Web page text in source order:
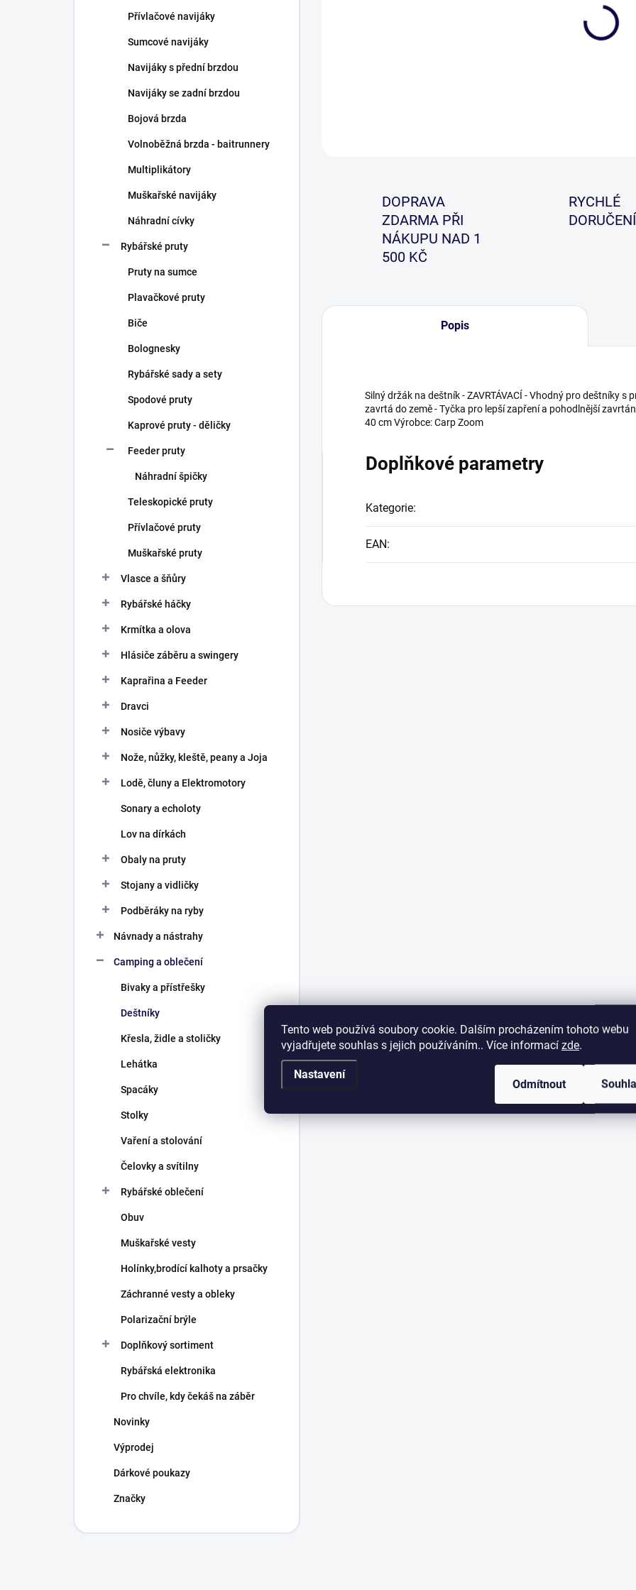
Tento web používá soubory cookie. Dalším procházením tohoto webu
vyjadřujete souhlas s jejich používáním.. Více informací zde.
Nastavení
Odmítnout
Přívlačové navijáky
Sumcové navijáky
Navijáky s přední brzdou
Navijáky se zadní brzdou
Bojová brzda
Volnoběžná brzda - baitrunnery
Multiplikátory
Muškařské navijáky
Náhradní cívky
Rybářské pruty
Pruty na sumce
Plavačkové pruty
Biče
Bolognesky
Rybářské sady a sety
Spodové pruty
Kaprové pruty - děličky
Feeder pruty
Náhradní špičky
Teleskopické pruty
Přívlačové pruty
Muškařské pruty
Vlasce a šňůry
Rybářské háčky
Krmítka a olova
Hlásiče záběru a swingery
Kaprařina a Feeder
Dravci
Nosiče výbavy
Nože, nůžky, kleště, peany a Joja
Lodě, čluny a Elektromotory
Sonary a echoloty
Lov na dírkách
Obaly na pruty
Stojany a vidličky
Podběráky na ryby
Návnady a nástrahy
Camping a oblečení
Bivaky a přístřešky
Deštníky
Křesla, židle a stoličky
Lehátka
Spacáky
Stolky
Vaření a stolování
Čelovky a svítilny
Rybářské oblečení
Obuv
Muškařské vesty
Holínky,brodící kalhoty a prsačky
Záchranné vesty a obleky
Polarizační brýle
Doplňkový sortiment
Rybářská elektronika
Pro chvíle, kdy čekáš na záběr
Novinky
Výprodej
Dárkové poukazy
Značky
DOPRAVA
ZDARMA PŘI
NÁKUPU NAD 1
500 KČ
RYCHLÉ
DORUČENÍ
Popis
Silný držák na deštník - ZAVRTÁVACÍ - Vhodný pro deštníky s
zavrtá do země - Tyčka pro lepší zapření a pohodlnější
40 cm Výrobce: Carp Zoom
Doplňkové parametry
Kategorie:
EAN: